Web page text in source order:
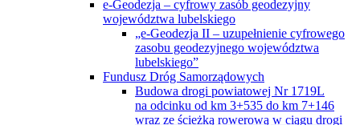
e-Geodezja – cyfrowy zasób geodezyjny
województwa lubelskiego
„e-Geodezja II – uzupełnienie cyfrowego
zasobu geodezyjnego województwa
lubelskiego”
Fundusz Dróg Samorządowych
Budowa drogi powiatowej Nr 1719L
na odcinku od km 3+535 do km 7+146
wraz ze ścieżką rowerową w ciągu drogi